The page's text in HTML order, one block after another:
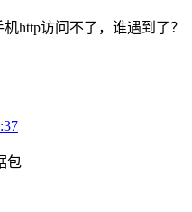
http访问不了，谁遇到了？
包